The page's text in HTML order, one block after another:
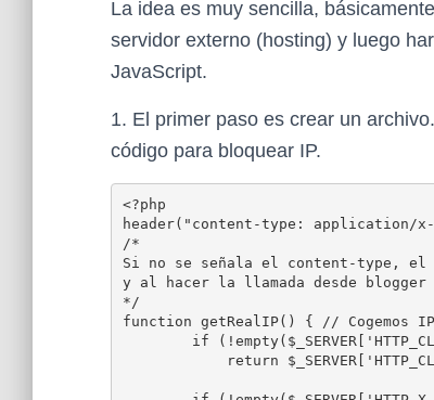
La idea es muy sencilla,
servidor externo (hosting) y luego
JavaScript.
1. El primer paso es crear un
código para bloquear IP.
<?php
header("content-type: application/
/*
Si no se señala el content-type, el
y al hacer la llamada desde
*/
function getRealIP() { // Cogemos IP
if
return